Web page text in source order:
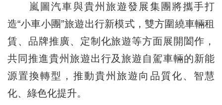
嵐圖汽車與貴州旅遊發展集團將攜手打
造“小車小團”旅遊出行新模式，雙方圍繞車輛租
賃、品牌推廣、定制化旅遊等方面展開闔作，
共同推進貴州旅遊出行及旅遊自駕車輛的新能
源置換轉型，推動貴州旅遊向品質化、智慧
化、綠色化提升。